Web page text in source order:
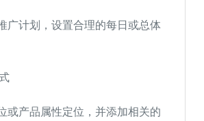
广计划，设置合理的每日或总体
或产品属性定位，并添加相关的